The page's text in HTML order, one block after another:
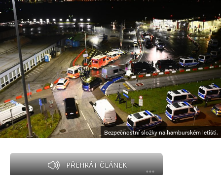
Bezpečnostní složky na hamburském letišti.
PŘEHRÁT ČLÁNEK